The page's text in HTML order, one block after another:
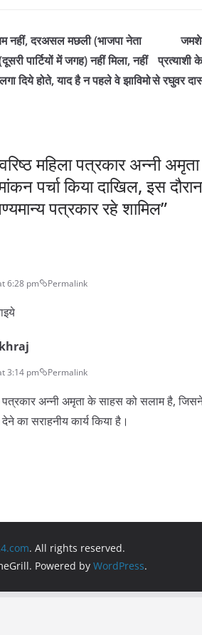
gr
a
m
l e
नहीं, दरअसल मछली (भाजपा नेता
पार्टियों में जगह) नहीं मिला, नहीं
दिये होते, याद है न पहले वे झाविमो
प्रत्याशी
से रघुवर
वरिष्ठ महिला पत्रकार अन्नी
पर्चा किया दाखिल, इस
पत्रकार रहे शामिल”
6:28 pm Permalink
3:14 pm Permalink
अन्नी अमृता के साहस को सलाम है, जिसने
का सराहनीय कार्य किया है।
. All rights reserved.
Powered by WordPress.